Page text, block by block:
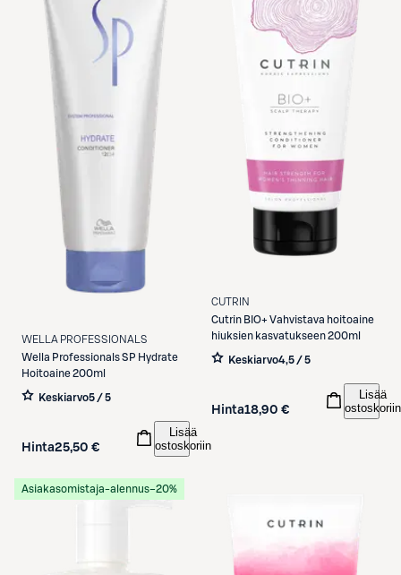
WELLA PROFESSIONALS
Wella ProfessionalsSP Hydrate
Hoitoaine 200ml
Keskiarvo5 / 5
Hinta25,50 €
Lisää
ostoskoriin
CUTRIN
Cutrin BIO+ Vahvistava hoitoaine
hiuksien kasvatukseen 200ml
Keskiarvo4,5 / 5
Hinta18,90 €
Lisää
ostoskoriin
Asiakasomistaja-alennus−20%